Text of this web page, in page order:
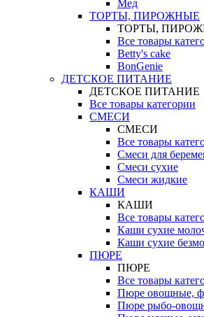
Мед
ТОРТЫ, ПИРОЖНЫЕ
ТОРТЫ,
Все товары
Betty's cake
BonGenie
ДЕТСКОЕ ПИТАНИЕ
ДЕТСКОЕ ПИТАНИЕ
Все товары категории
СМЕСИ
СМЕСИ
Все товары
Смеси для
Смеси сухие
Смеси жидкие
КАШИ
КАШИ
Все товары
Каши сухие
Каши сухие
ПЮРЕ
ПЮРЕ
Все товары
Пюре овощные,
Пюре рыбо-